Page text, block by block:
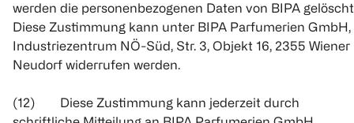
werden die personenbezogenen Daten von BIPA
Diese Zustimmung kann unter BIPA Parfumerien GmbH,
Industriezentrum NÖ-Süd, Str. 3, Objekt 16, 2355 Wiener
Neudorf widerrufen werden.
(12) Diese Zustimmung kann jederzeit durch